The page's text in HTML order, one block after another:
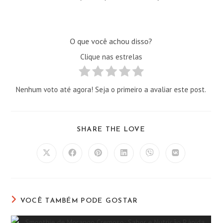
O que você achou disso?
Clique nas estrelas
Nenhum voto até agora! Seja o primeiro a avaliar este post.
SHARE THE LOVE
Abre Abre Abre Abre Abre Abre
VOCÊ TAMBÉM PODE GOSTAR